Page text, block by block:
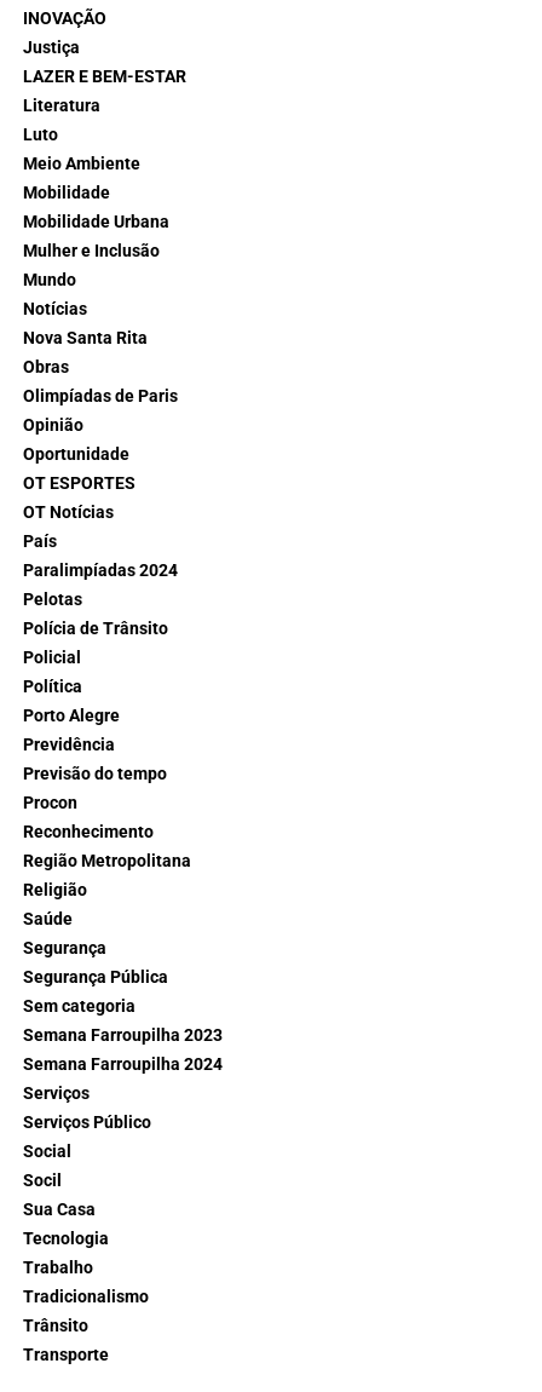
INOVAÇÃO
Justiça
LAZER E BEM-ESTAR
Literatura
Luto
Meio Ambiente
Mobilidade
Mobilidade Urbana
Mulher e Inclusão
Mundo
Notícias
Nova Santa Rita
Obras
Olimpíadas de Paris
Opinião
Oportunidade
OT ESPORTES
OT Notícias
País
Paralimpíadas 2024
Pelotas
Polícia de Trânsito
Policial
Política
Porto Alegre
Previdência
Previsão do tempo
Procon
Reconhecimento
Região Metropolitana
Religião
Saúde
Segurança
Segurança Pública
Sem categoria
Semana Farroupilha 2023
Semana Farroupilha 2024
Serviços
Serviços Público
Social
Socil
Sua Casa
Tecnologia
Trabalho
Tradicionalismo
Trânsito
Transporte